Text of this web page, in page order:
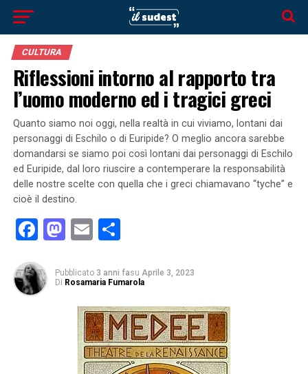
CULTURA
Riflessioni intorno al rapporto tra
l’uomo moderno ed i tragici greci
Quanto siamo noi oggi, nella realtà in cui viviamo, lontani dai
personaggi di Eschilo o di Euripide? O meglio ancora sarebbe
domandarsi se siamo poi così lontani dai personaggi di Eschilo
ed Euripide, dal loro riuscire a contemperare la responsabilità
delle nostre scelte con quella che i greci chiamavano “tyche” e
cioè il destino.
Facebook
Mastodon
EmailCondividi
Pubblicato 3 anni fasu Aprile 3, 2023
Di Rosamaria Fumarola